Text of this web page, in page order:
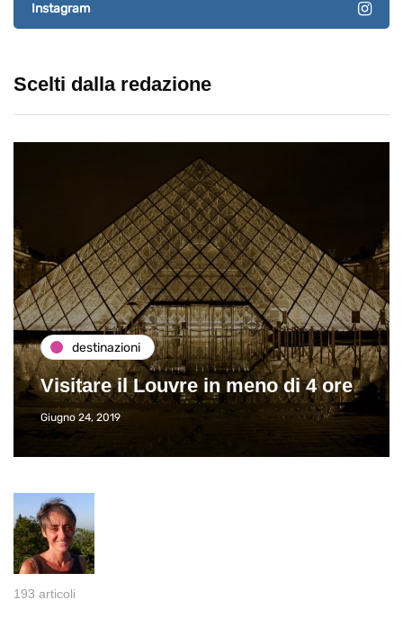
Instagram
Scelti dalla redazione
destinazioni
Visitare il Louvre in meno di 4 ore
Giugno 24, 2019
193 articoli